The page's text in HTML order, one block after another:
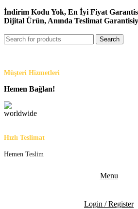
İndirim Kodu Yok, En İyi Fiyat
Dijital Ürün, Anında Teslimat
Search
Müşteri Hizmetleri
Hemen Bağlan!
Hızlı Teslimat
Hemen Teslim
Menu
Login / Register